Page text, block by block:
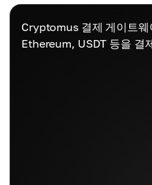
Cryptomus 결제 게이트
Ethereum, USDT 등을 결